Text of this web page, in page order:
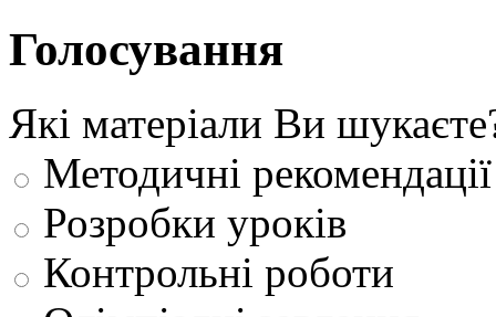
Голосування
Які матеріали Ви
Методичні рекомендації
Розробки уроків
Контрольні роботи